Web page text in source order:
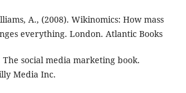
A., (2008). Wikinomics: How mass
everything. London. Atlantic Books
The social media marketing book.
Media Inc.